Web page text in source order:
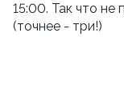
15:00. Так что не
(точнее - три!)